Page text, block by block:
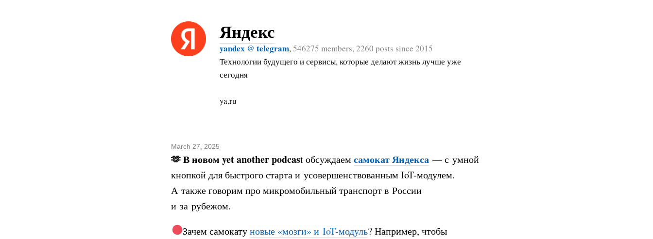
Яндекс
yandex @ telegram,546275 members, 2260 posts since 2015
Технологии будущего и сервисы, которые делают жизнь лучше уже
сегодня
ya.ru
March 27, 2025
🫶В новом yet another podcast обсуждаем самокат Яндекса — с умной
кнопкой для быстрого старта и усовершенствованным IoT-модулем.
А также говорим про микромобильный транспорт в России
и за рубежом.
Зачем самокатуновые «мозги» и IoT-модуль? Например, чтобы